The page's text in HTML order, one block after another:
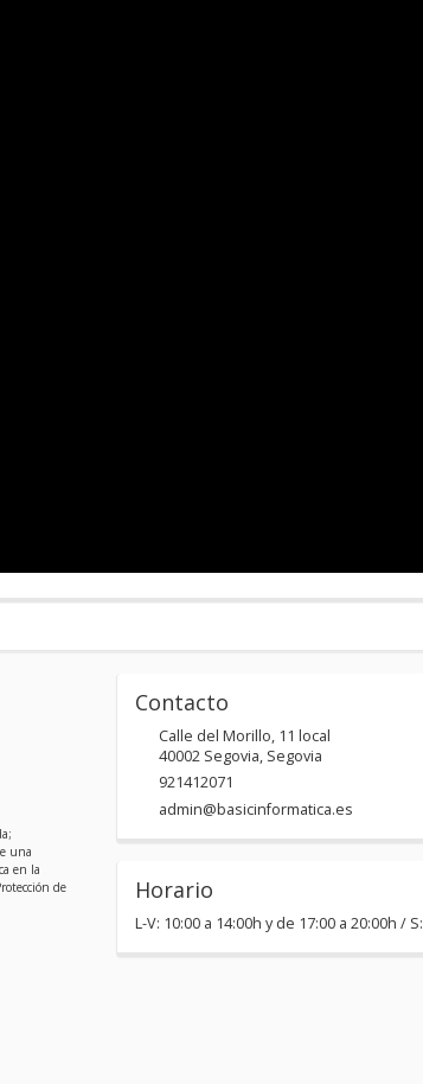
una
en la
de
Contacto
Calle del Morillo, 11 local
40002 Segovia, Segovia
921412071
admin@basicinformatica.es
Horario
L-V: 10:00 a 14:00h y de 17:00 a 20:00h /